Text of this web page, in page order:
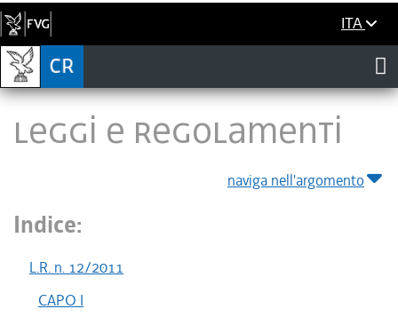
ITA
LEGGI E REGOLAMENTI
naviga nell'argomento
Indice:
L.R. n. 12/2011
CAPO I